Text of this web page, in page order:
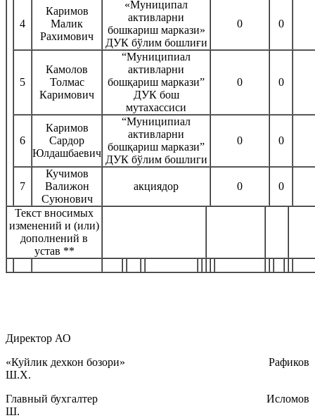
4
Каримов
Малик
Рахимович
«Муниципал
активларни
бошкариш маркази»
ДУК бўлим бошлиғи
0 0
5
Камолов
Толмас
Каримович
“Муниципиал
активларни
бошқариш маркази”
ДУК бош
мутахассиси
0 0
6
Каримов
Сардор
Юлдашбаевич
“Муниципиал
активларни
бошқариш маркази”
ДУК бўлим бошлиги
0 0
7
Кучимов
Валижон
Суюнович
акциядор 0 0
Текст вносимых
изменений и (или)
дополнений в
устав **
Директор АО
«Куйлик дехкон бозори» Рафиков
Ш.Х.
Главный бухгалтер Исломов
Ш.